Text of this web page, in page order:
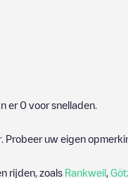
er 0 voor snelladen.
uw eigen
rijden, zoals Rankweil